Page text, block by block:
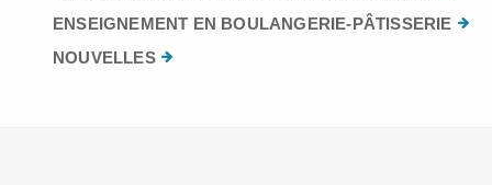
ENSEIGNEMENT EN BOULANGERIE-PÂTISSERIE
NOUVELLES